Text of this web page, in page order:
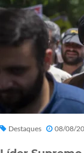
Destaques 08/08/